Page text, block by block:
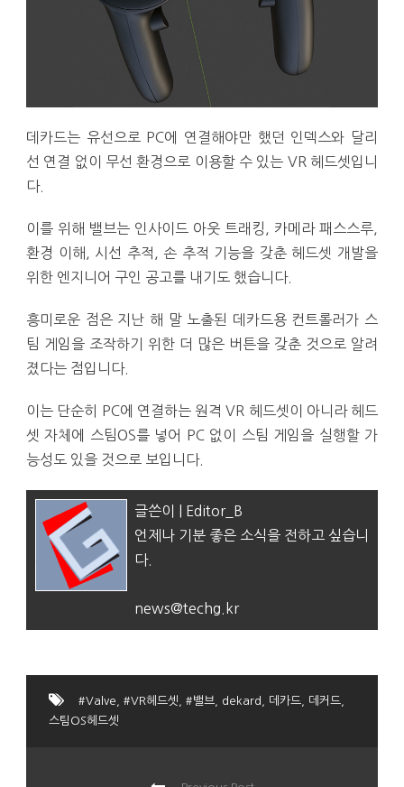
데카드는 유선으로 PC에 연결해야만 했던 인덱스와 달리
선 연결 없이 무선 환경으로 이용할 수 있는 VR 헤드셋입니
다.
이를 위해 밸브는 인사이드 아웃 트래킹, 카메라 패스스루,
환경 이해, 시선 추적, 손 추적 기능을 갖춘 헤드셋 개발을
위한 엔지니어 구인 공고를 내기도 했습니다.
흥미로운 점은 지난 해 말 노출된 데카드용 컨트롤러가 스
팀 게임을 조작하기 위한 더 많은 버튼을 갖춘 것으로 알려
졌다는 점입니다.
이는 단순히 PC에 연결하는 원격 VR 헤드셋이 아니라 헤드
셋 자체에 스팀OS를 넣어 PC 없이 스팀 게임을 실행할 가
능성도 있을 것으로 보입니다.
글쓴이 | Editor_B
언제나 기분 좋은 소식을 전하고 싶습니
다.
news@techg.kr
#Valve #VR헤드셋 #밸브 dekard 데카드 데커드
스팀OS헤드셋